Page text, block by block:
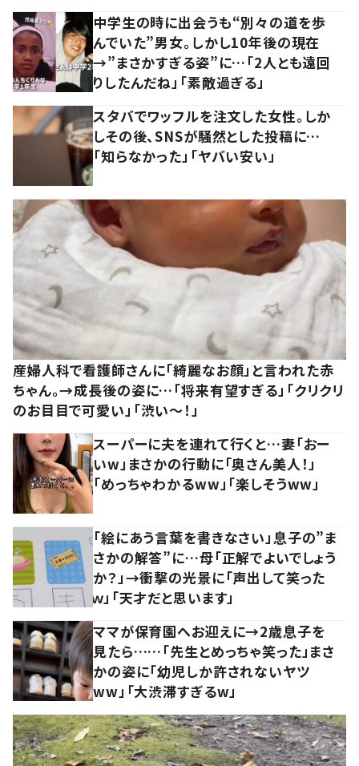
中学生の時に出会うも“別々の道を歩
んでいた”男女。しかし10年後の現在
→”まさかすぎる姿”に…「2人とも遠回
りしたんだね」「素敵過ぎる」
スタバでワッフルを注文した女性。しか
しその後、SNSが騒然とした投稿に…
「知らなかった」「ヤバい安い」
産婦人科で看護師さんに「綺麗なお顔」と言われた赤
ちゃん。→成長後の姿に…「将来有望すぎる」「クリクリ
のお目目で可愛い」「渋い～！」
スーパーに夫を連れて行くと…妻「おー
いw」まさかの行動に「奥さん美人！」
「めっちゃわかるww」「楽しそうww」
「絵にあう言葉を書きなさい」息子の”ま
さかの解答”に…母「正解でよいでしょう
か？」→衝撃の光景に「声出して笑った
ｗ」「天才だと思います」
ママが保育園へお迎えに→2歳息子を
見たら……「先生とめっちゃ笑った」まさ
かの姿に「幼児しか許されないヤツ
ww」「大渋滞すぎるw」